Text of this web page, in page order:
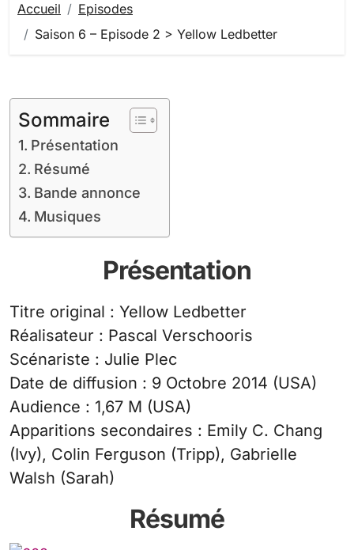
Accueil
Episodes
Saison 6 – Episode 2 > Yellow Ledbetter
Sommaire
Présentation
Résumé
Bande annonce
Musiques
Présentation
Titre original : Yellow Ledbetter
Réalisateur : Pascal Verschooris
Scénariste : Julie Plec
Date de diffusion : 9 Octobre 2014 (USA)
Audience : 1,67 M (USA)
Apparitions secondaires : Emily C. Chang
(Ivy), Colin Ferguson (Tripp), Gabrielle
Walsh (Sarah)
Résumé